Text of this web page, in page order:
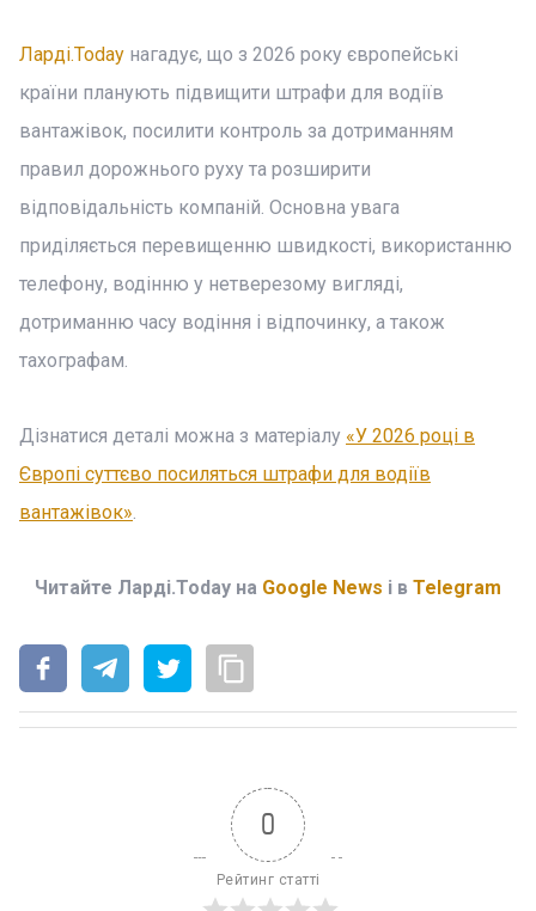
Ларді.Today нагадує, що з 2026 року європейські
країни планують підвищити штрафи для водіїв
вантажівок, посилити контроль за дотриманням
правил дорожнього руху та розширити
відповідальність компаній. Основна увага
приділяється перевищенню швидкості, використанню
телефону, водінню у нетверезому вигляді,
дотриманню часу водіння і відпочинку, а також
тахографам.
Дізнатися деталі можна з матеріалу «У 2026 році в
Європі суттєво посиляться штрафи для водіїв
вантажівок».
Читайте Ларді.Today на Google News і в Telegram
0
Рейтинг статті